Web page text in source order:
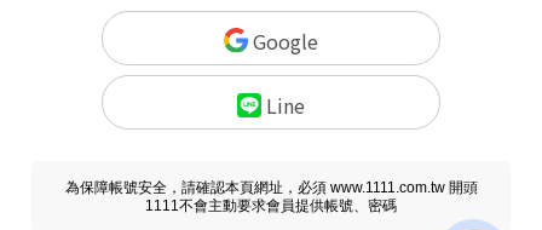
Google
Line
為保障帳號安全，請確認本頁網址，必須 www.1111.com.tw 開頭
1111不會主動要求會員提供帳號、密碼